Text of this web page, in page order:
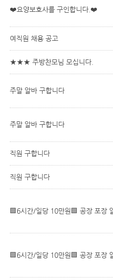
❤️요양보호사를 구인합니다.❤️
여직원 채용 공고
★★★ 주방찬모님 모십니다.
주말 알바 구합니다
주말 알바 구합니다
직원 구합니다
직원 구합니다